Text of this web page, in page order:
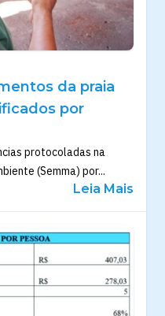
da praia
por
protocoladas na
(Semma) por...
Leia Mais